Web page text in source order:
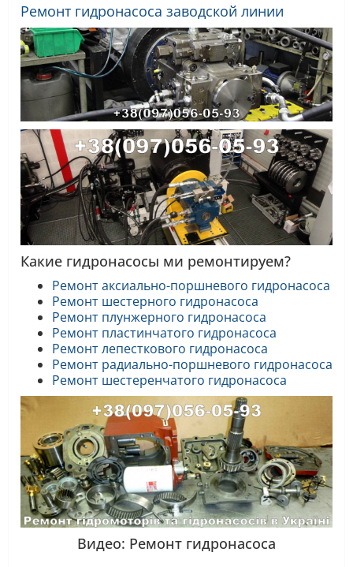
Ремонт гидронасоса заводской линии
Какие гидронасосы ми ремонтируем?
Ремонт аксиально-поршневого гидронасоса
Ремонт шестерного гидронасоса
Ремонт плунжерного гидронасоса
Ремонт пластинчатого гидронасоса
Ремонт лепесткового гидронасоса
Ремонт радиально-поршневого гидронасоса
Ремонт шестеренчатого гидронасоса
Видео: Ремонт гидронасоса